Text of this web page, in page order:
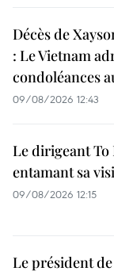
Décès de
: Le Vietnam
condoléances
09/08/2026 12:43
Le dirigeant To
entamant sa
09/08/2026 12:15
Le président